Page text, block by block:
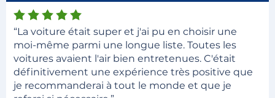
“La voiture était super et j'ai pu en choisir une
moi-même parmi une longue liste. Toutes les
voitures avaient l'air bien entretenues. C'était
définitivement une expérience très positive que
je recommanderai à tout le monde et que je